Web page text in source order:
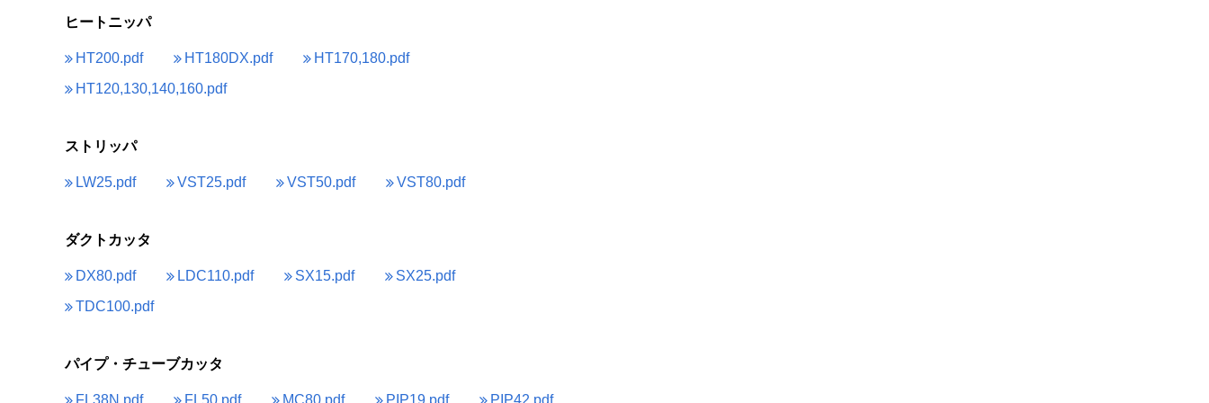
ヒートニッパ
HT200.pdf HT180DX.pdf
HT170,180.pdf
HT120,130,140,160.pdf
ストリッパ
LW25.pdf VST25.pdf VST50.pdf VST80.pdf
ダクトカッタ
DX80.pdf LDC110.pdf SX15.pdf
SX25.pdf
TDC100.pdf
パイプ・チューブカッタ